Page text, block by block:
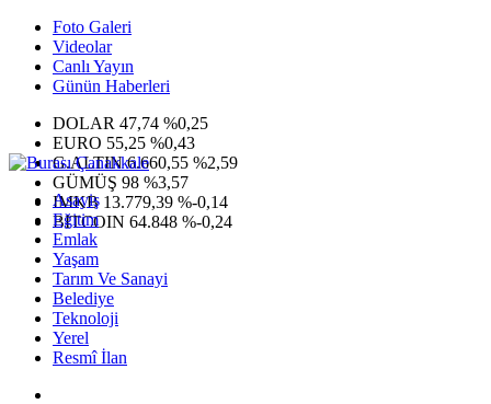
Foto Galeri
Videolar
Canlı Yayın
Günün Haberleri
DOLAR 47,74 %0,25
EURO 55,25 %0,43
G.ALTIN6.660,55 %2,59
GÜMÜŞ 98 %3,57
IMKB 13.779,39 %-0,14
BITCOIN 64.848 %-0,24
Asayiş
Eğitim
Emlak
Yaşam
Tarım Ve Sanayi
Belediye
Teknoloji
Yerel
Resmî İlan